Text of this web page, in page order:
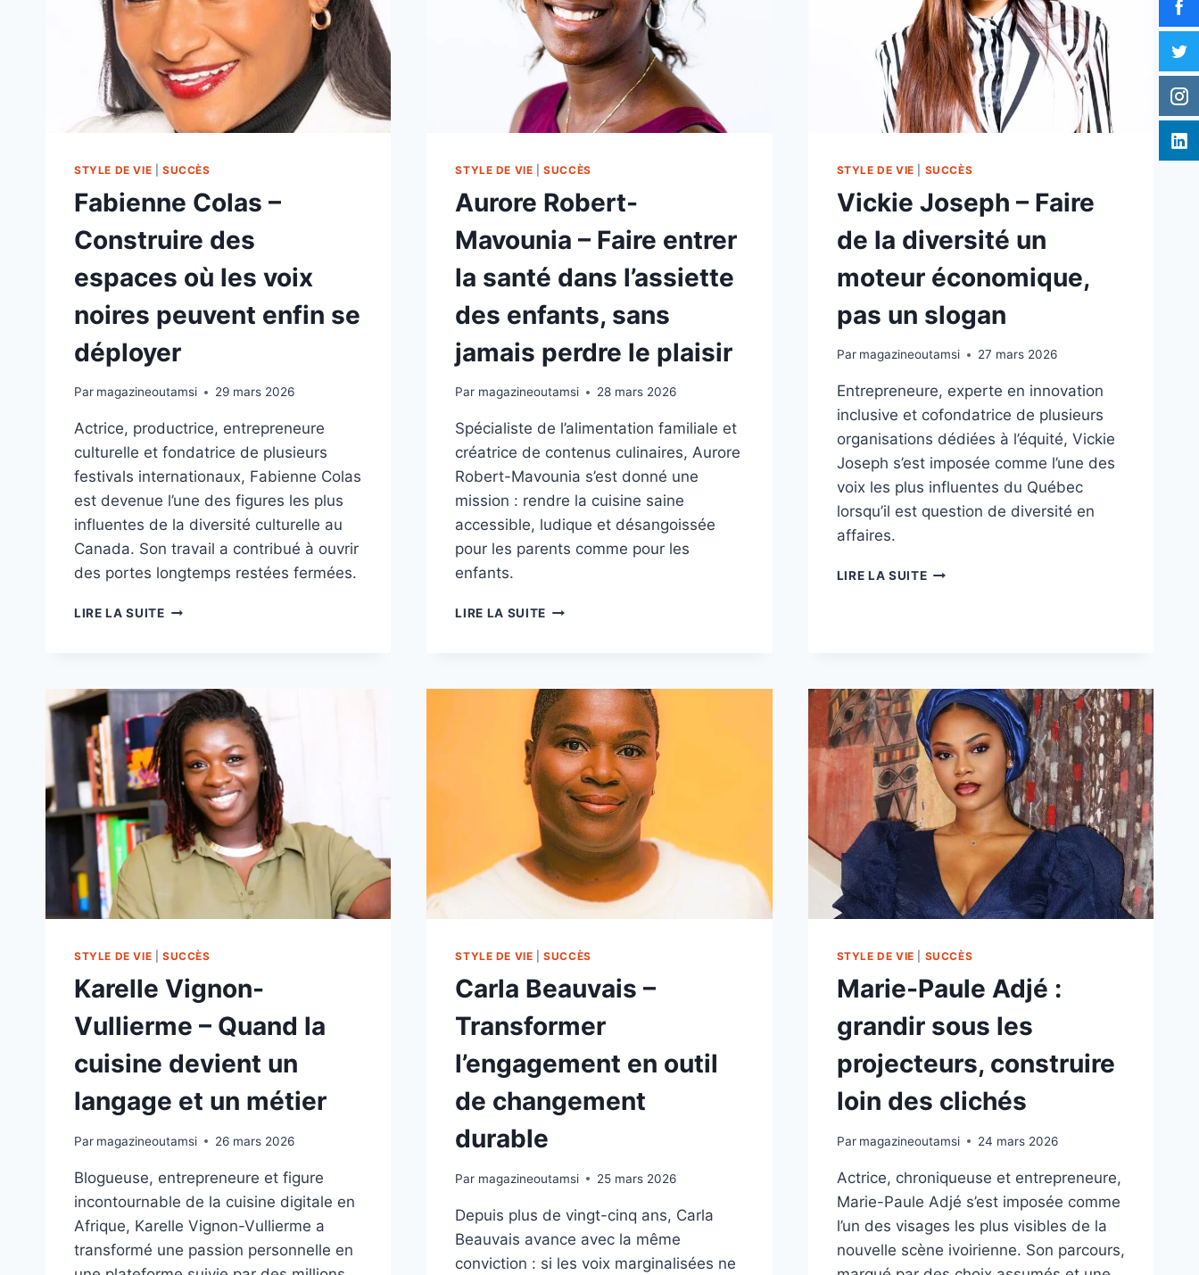
PASCALE
SAUVÉ
STYLE DE VIE SUCCÈS
Fabienne Colas –
Construire des
espaces où les voix
noires peuvent enfin se
déployer
Par magazineoutamsi 29 mars 2026
Actrice, productrice, entrepreneure
culturelle et fondatrice de plusieurs
festivals internationaux, Fabienne Colas
est devenue l’une des figures les plus
influentes de la diversité culturelle au
Canada. Son travail a contribué à ouvrir
des portes longtemps restées fermées.
LIRE LA SUITEFABIENNE
ESPACES
OÙ
LES
VOIX
NOIRES
PEUVENT
ENFIN
SE
DÉPLOYER
STYLE DE VIE |SUCCÈS
Aurore Robert-
Mavounia – Faire entrer
la santé dans l’assiette
des enfants, sans
jamais perdre le plaisir
Par magazineoutamsi 28 mars 2026
Spécialiste de l’alimentation familiale et
créatrice de contenus culinaires, Aurore
Robert-Mavounia s’est donné une
mission : rendre la cuisine saine
accessible, ludique et désangoissée
pour les parents comme pour les
enfants.
LIRE LA SUITE AURORE
ENTRER
LA
SANTÉ
DANS
L’ASSIETTE
DES
ENFANTS,
SANS
JAMAIS
PERDRE
LE
PLAISIR
STYLE DE VIE SUCCÈS
Vickie Joseph – Faire
de la diversité un
moteur économique,
pas un slogan
Par magazineoutamsi 27 mars 2026
Entrepreneure, experte en innovation
inclusive et cofondatrice de plusieurs
organisations dédiées à l’équité, Vickie
Joseph s’est imposée comme l’une des
voix les plus influentes du Québec
lorsqu’il est question de diversité en
affaires.
LIRE LA SUITEVICKIE
UN
MOTEUR
ÉCONOMIQUE,
PAS
UN
SLOGAN
STYLE DE VIE SUCCÈS
Karelle Vignon-
Vullierme – Quand la
cuisine devient un
langage et un métier
Par magazineoutamsi 26 mars 2026
Blogueuse, entrepreneure et figure
incontournable de la cuisine digitale en
Afrique, Karelle Vignon-Vullierme a
transformé une passion personnelle en
STYLE DE VIE |SUCCÈS
Carla Beauvais –
Transformer
l’engagement en outil
de changement
durable
Par magazineoutamsi 25 mars 2026
Depuis plus de vingt-cinq ans, Carla
Beauvais avance avec la même
conviction : si les voix marginalisées ne
STYLE DE VIE SUCCÈS
Marie-Paule Adjé :
grandir sous les
projecteurs, construire
loin des clichés
Par magazineoutamsi 24 mars 2026
Actrice, chroniqueuse et entrepreneure,
Marie-Paule Adjé s’est imposée comme
l’un des visages les plus visibles de la
nouvelle scène ivoirienne. Son parcours,